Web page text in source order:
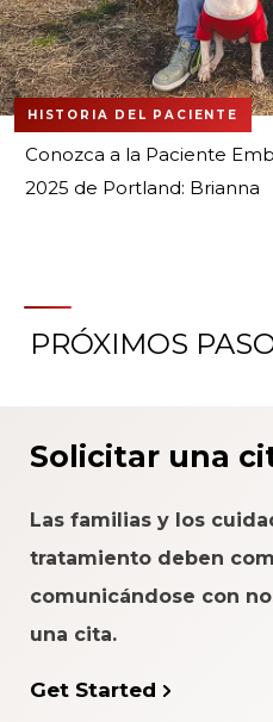
HISTORIA DEL PACIENTE
Conozca a la Paciente
2025 de Portland: Brianna
PRÓXIMOS
Solicitar una
Las familias y los
tratamiento deben
comunicándose con
una cita.
Get Started